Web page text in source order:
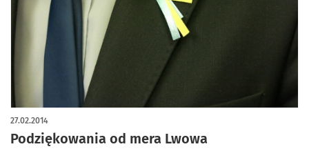
Podziękowania od mera Lwowa
27.02.2014